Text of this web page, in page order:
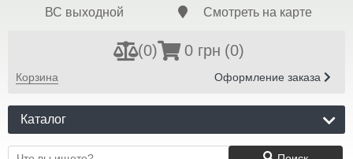
ВС выходной
Смотреть на карте
(0) 0 грн (0)
Корзина Оформление заказа
Каталог